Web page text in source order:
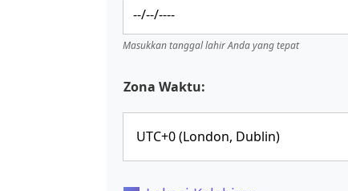
Masukkan tanggal lahir Anda yang tepat
Zona Waktu: